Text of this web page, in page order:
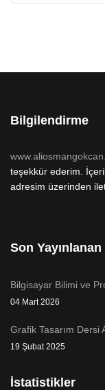
Bilgilendirme
teşekkür ederim.
adresim üzerinden
Son
Bilgisayar Bilimi ve
04 Mart 2026
Grafik Tasarım Dersi
19 Şubat 2025
İstatistikler